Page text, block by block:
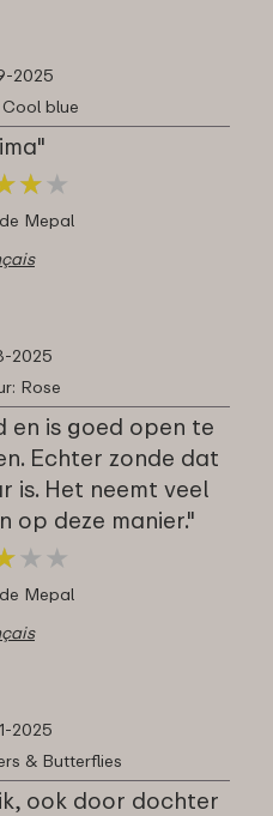
2025
blue
★ ★
★ ★
Mepal
2025
Rose
en is goed open te
Echter zonde dat
is. Het neemt veel
op deze manier."
★ ★
★ ★
Mepal
2025
& Butterflies
ook door dochter